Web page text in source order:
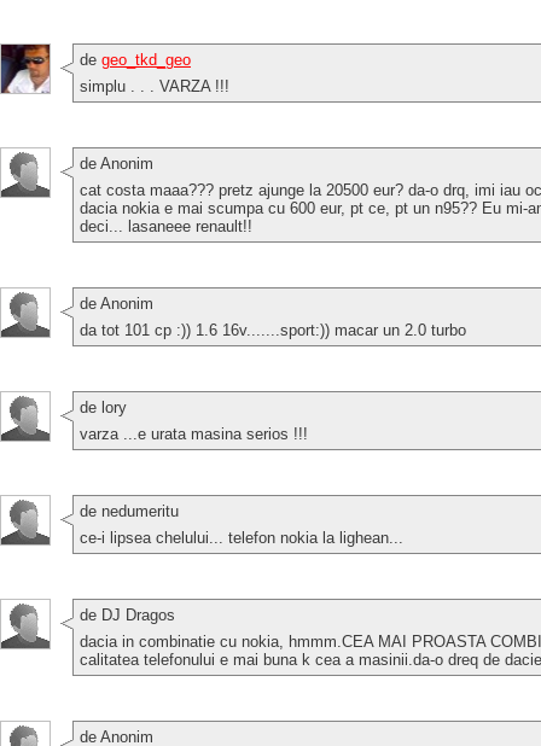
de geo_tkd_geo
simplu . . . VARZA !!!
de Anonim
cat costa maaa??? pretz ajunge la 20500 eur? da-o drq, imi iau
dacia nokia e mai scumpa cu 600 eur, pt ce, pt un n95?? Eu mi-
deci... lasaneee renault!!
de Anonim
da tot 101 cp :)) 1.6 16v.......sport:)) macar un 2.0 turbo
de lory
varza ...e urata masina serios !!!
de nedumeritu
ce-i lipsea chelului... telefon nokia la lighean...
de DJ Dragos
dacia in combinatie cu nokia, hmmm.CEA MAI PROASTA
calitatea telefonului e mai buna k cea a masinii.da-o dreq de
de Anonim